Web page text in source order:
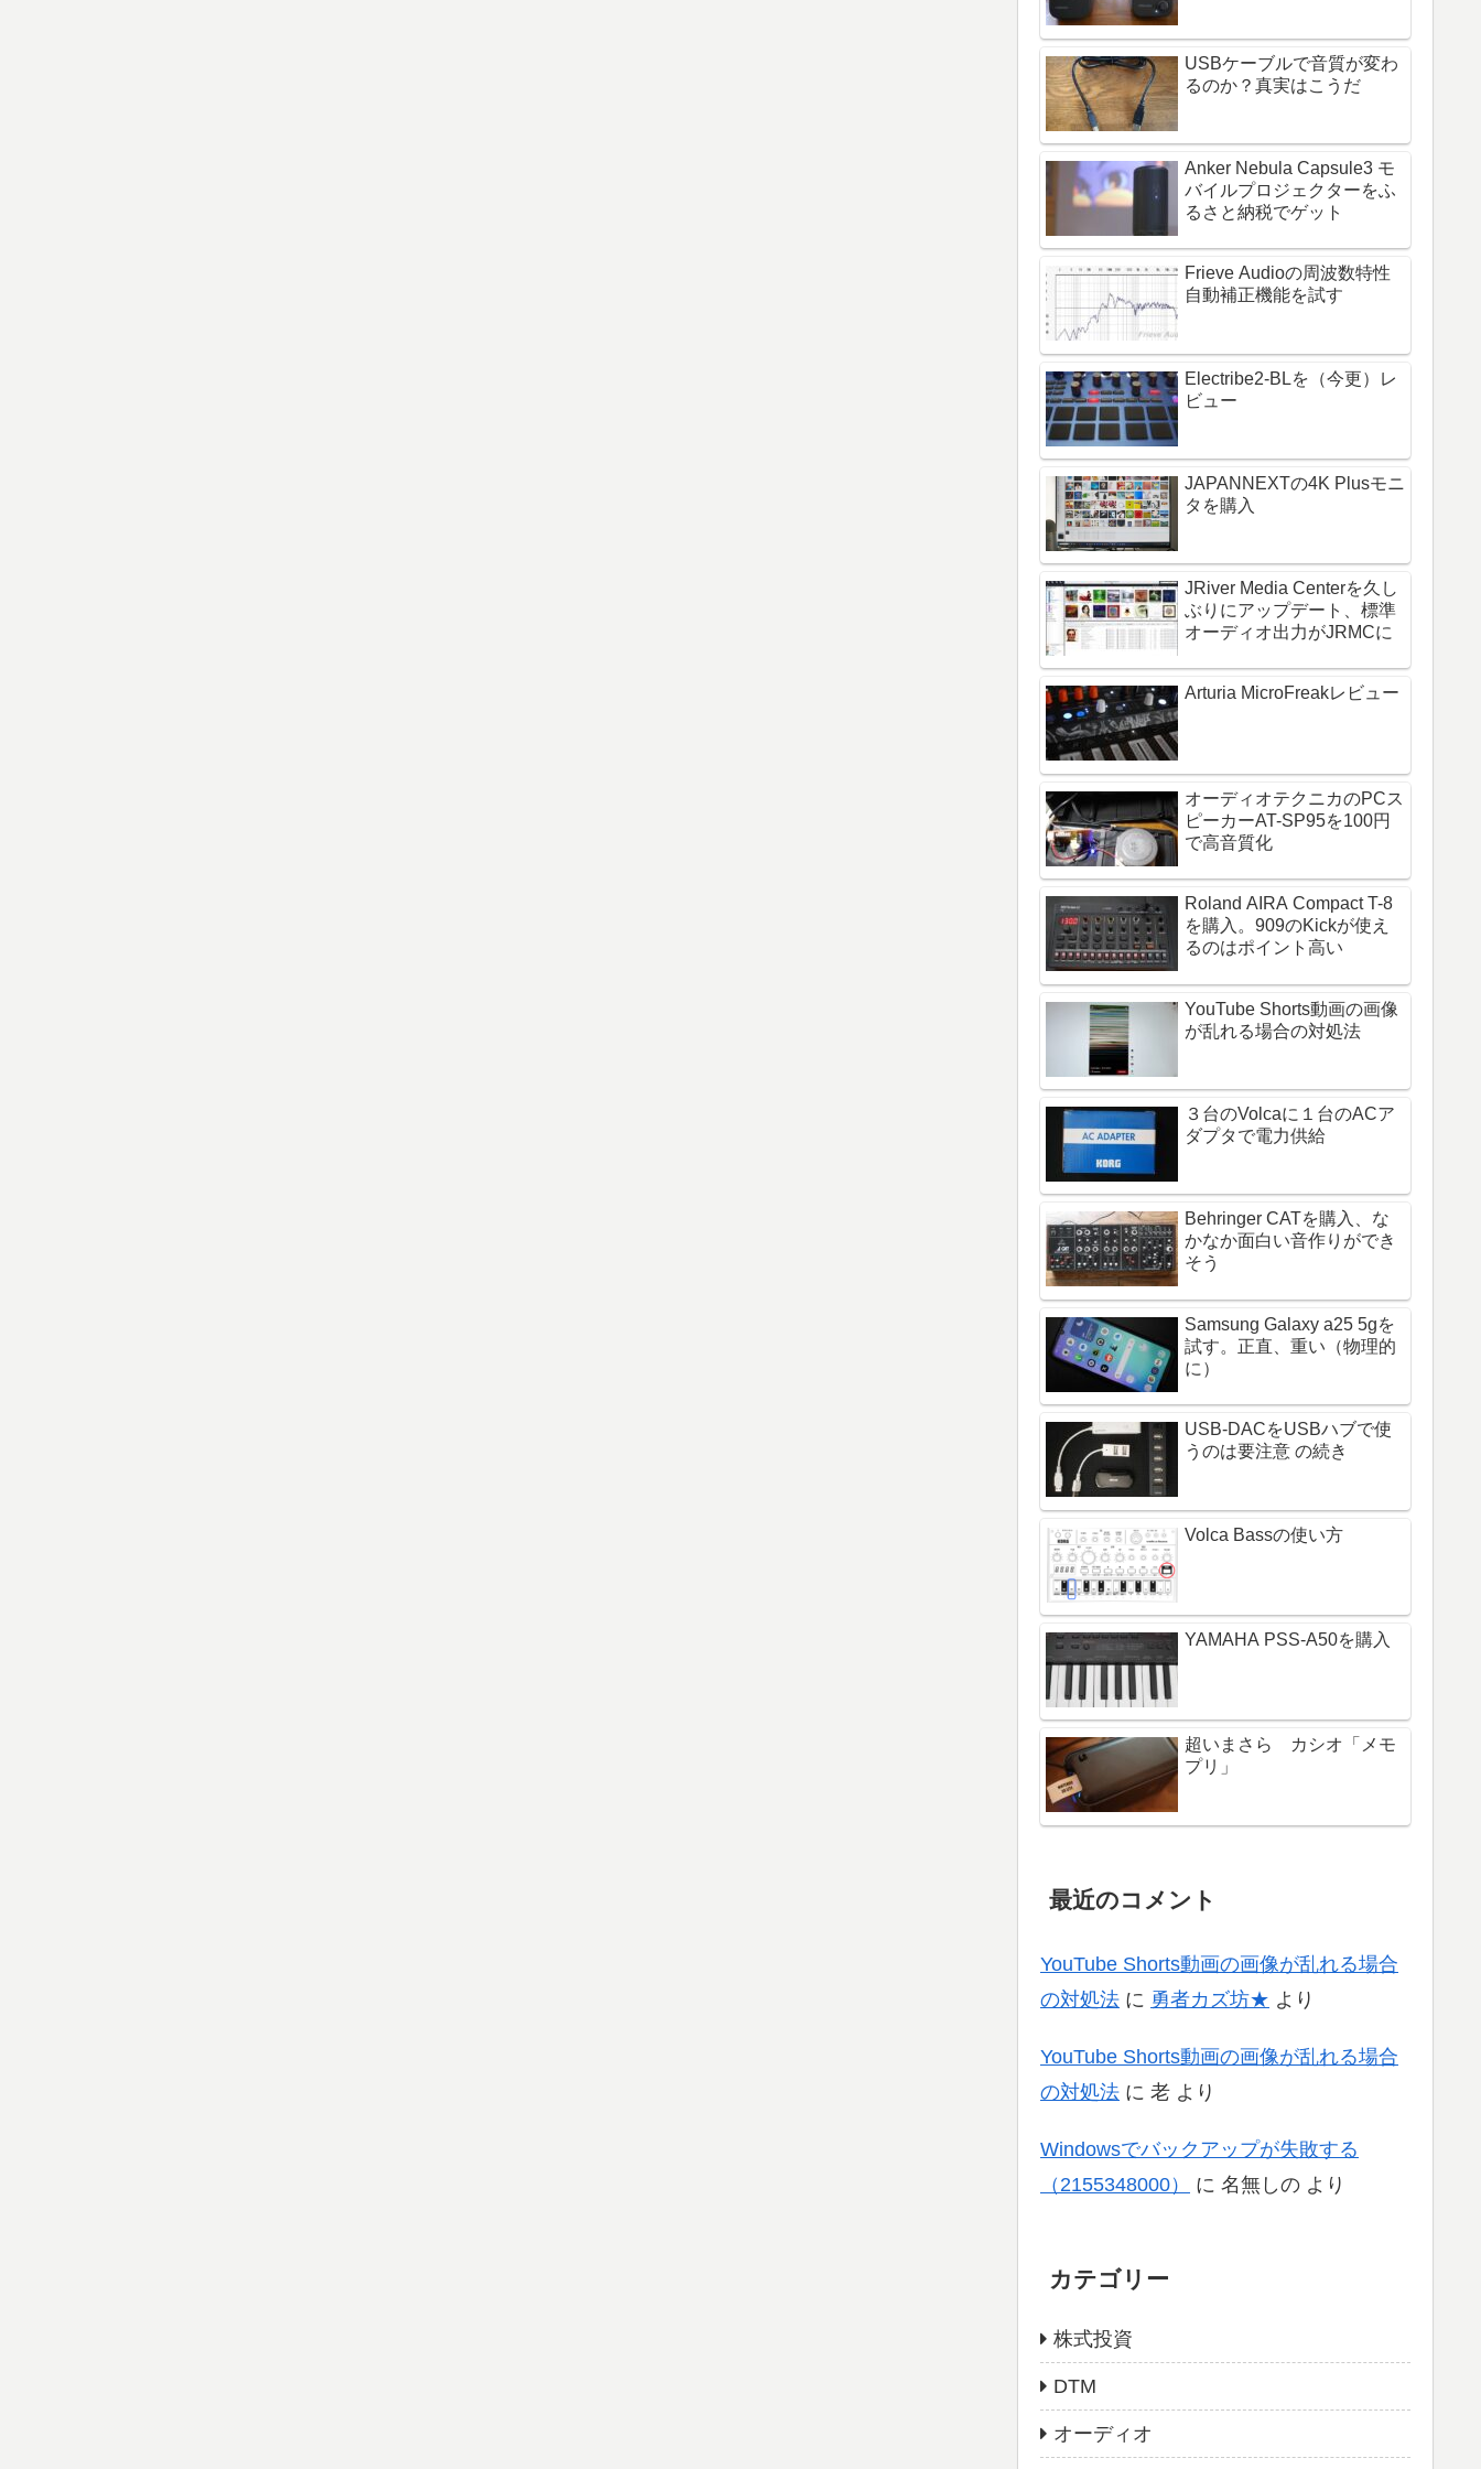
USBケーブルで音質が変わ
るのか？真実はこうだ
Anker Nebula Capsule3 モ
バイルプロジェクターをふ
るさと納税でゲット
Frieve Audioの周波数特性
自動補正機能を試す
Electribe2-BLを（今更）レ
ビュー
JAPANNEXTの4K Plusモニ
タを購入
JRiver Media Centerを久し
ぶりにアップデート、標準
オーディオ出力がJRMCに
Arturia MicroFreakレビュー
オーディオテクニカのPCス
ピーカーAT-SP95を100円
で高音質化
Roland AIRA Compact T-8
を購入。909のKickが使え
るのはポイント高い
YouTube Shorts動画の画像
が乱れる場合の対処法
３台のVolcaに１台のACア
ダプタで電力供給
Behringer CATを購入、な
かなか面白い音作りができ
そう
Samsung Galaxy a25 5gを
試す。正直、重い（物理的
に）
USB-DACをUSBハブで使
うのは要注意 の続き
Volca Bassの使い方
YAMAHA PSS-A50を購入
超いまさら カシオ「メモ
プリ」
最近のコメント
YouTube Shorts動画の画像が乱れる場合
の対処法 に 勇者カズ坊★ より
YouTube Shorts動画の画像が乱れる場合
の対処法 に 老 より
Windowsでバックアップが失敗する
（2155348000）
に 名無しの より
カテゴリー
株式投資
DTM
オーディオ